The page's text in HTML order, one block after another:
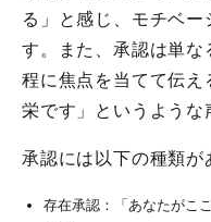
る」と感じ、モチベー
す。また、承認は単な
程に焦点を当てて伝
栄です」というような
承認には以下の種類が
存在承認：「あなたがこ